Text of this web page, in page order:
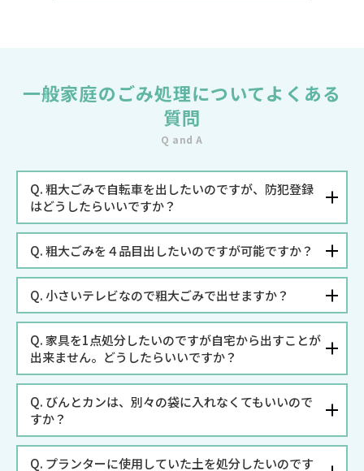
一般家庭のごみ処理についてよくある
質問
Q and A
Q.粗大ごみで自転車を出したいのですが、防犯登録
はどうしたらいいですか？
Q.粗大ごみを４品目出したいのですが可能ですか？
Q.小さいテレビなので粗大ごみで出せますか？
Q. 家具を1点処分したいのですが自宅から出すことが
出来ません。どうしたらいいですか？
Q. びんとカンは、別々の袋に入れなくてもいいので
すか？
Q. プランターに使用していた土を処分したいのです